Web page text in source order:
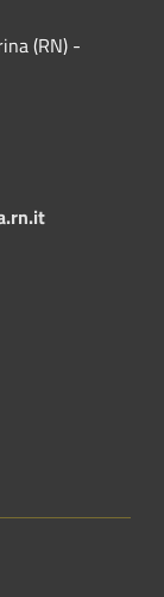
(RN) -